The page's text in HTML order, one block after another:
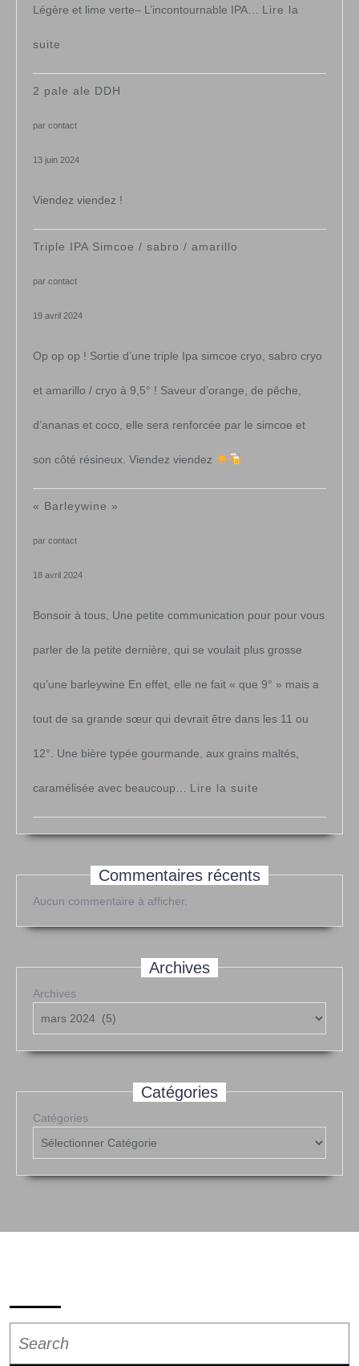
Légère et lime verte– L’incontournable IPA… Lire la
suite
2ieme
2 pale ale DDH
par contact
13 juin 2024
Viendez viendez !
Triple IPA Simcoe / sabro / amarillo
par contact
19 avril 2024
Op op op ! Sortie d’une triple Ipa simcoe cryo, sabro cryo
et amarillo / cryo à 9,5° ! Saveur d’orange, de pêche,
d’ananas et coco, elle sera renforcée par le simcoe et
son côté résineux. Viendez viendez
« Barleywine »
par contact
18 avril 2024
Bonsoir à tous, Une petite communication pour pour vous
parler de la petite dernière, qui se voulait plus grosse
qu’une barleywine En effet, elle ne fait « que 9° » mais a
tout de sa grande sœur qui devrait être dans les 11 ou
12°. Une bière typée gourmande, aux grains maltés,
caramélisée avec beaucoup… Lire la suite
« Barleywine »
Commentaires récents
Aucun commentaire à afficher.
Archives
Archives
Catégories
Catégories
for: